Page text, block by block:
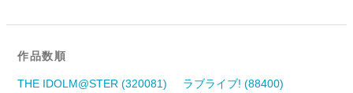
作品数順
THE IDOLM@STER (320081)
ラブライブ! (88400)